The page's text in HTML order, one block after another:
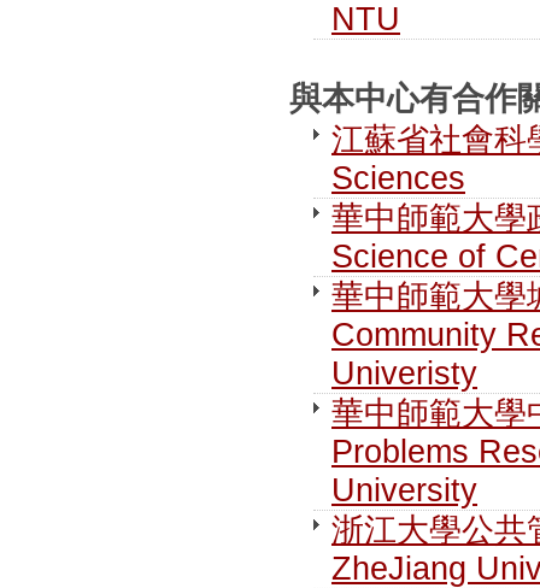
NTU
與本中心有合作
江蘇省社會科
Sciences
華中師範大學
Science of
華中師範大學
Community
Univeristy
華中師範大學
Problems
University
浙江大學公共
ZheJiang